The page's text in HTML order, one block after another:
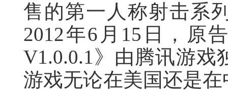
售的第一人称射击系
2012年6月15日，原
V1.0.0.1》由腾讯游
游戏无论在美国还是